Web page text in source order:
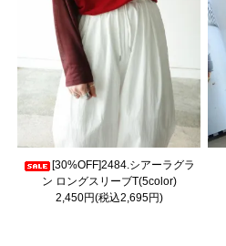
[30%OFF]2484.シアーラグラ
ン ロングスリーブT(5color)
2,450円(税込2,695円)